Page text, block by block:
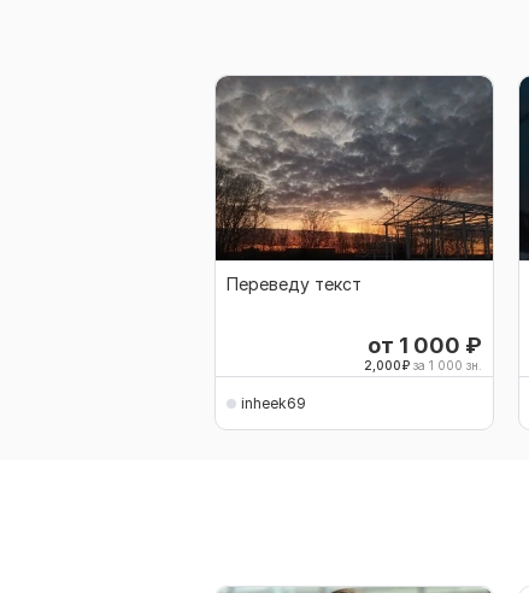
Переведу текст
от 1 000 ₽
2,000₽ за 1 000 зн.
inheek69